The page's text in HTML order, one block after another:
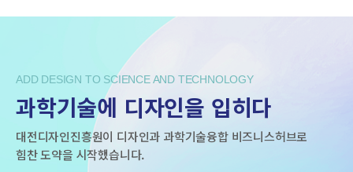
ADD DESIGN TO SCIENCE AND TECHNOLOGY
과학기술에 디자인을 입히다
대전디자인진흥원이 디자인과 과학기술융합 비즈니스허브로
힘찬 도약을 시작했습니다.